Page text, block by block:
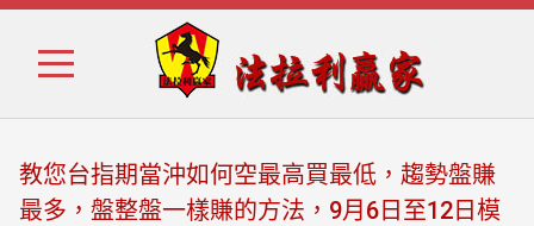
Skip
Skip
教您台指期當沖如何空最高買最低，趨勢盤賺
最多，盤整盤一樣賺的方法，9月6日至12日模